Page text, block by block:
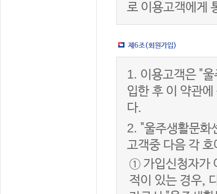
로 이용고객에게
제6조(회원가입)
1. 이용고객은 "
입한 후 이 약관
다.
2. "울주생활문화
고객중 다음 각
① 가입신청자가
적이 있는 경우,